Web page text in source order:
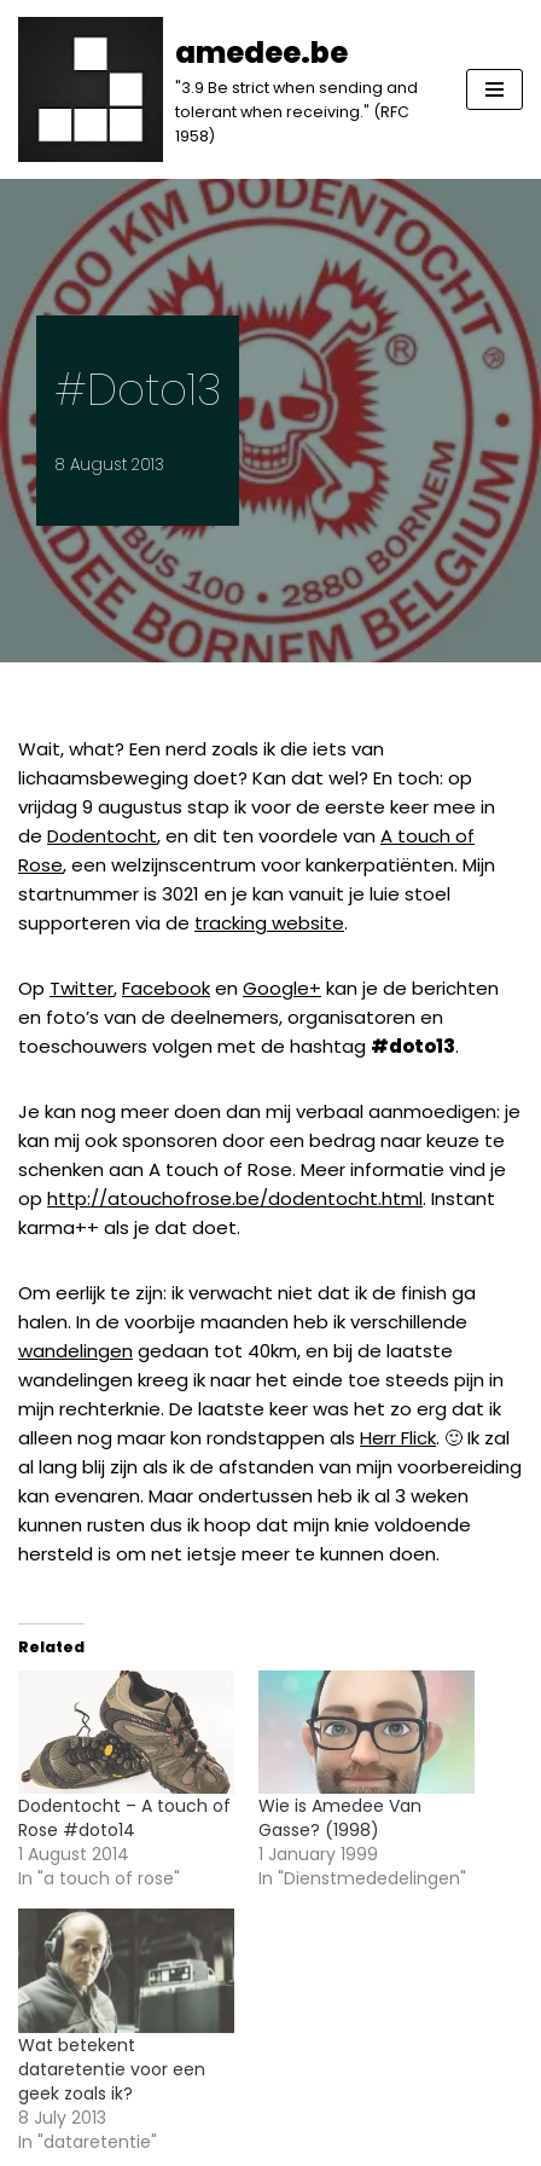
amedee.be
"3.9 Be strict when sending and
tolerant when receiving." (RFC
1958)
#doto13
8 August 2013
Wait, what? Een nerd zoals ik die iets van
lichaamsbeweging doet? Kan dat wel? En toch: op
vrijdag 9 augustus stap ik voor de eerste keer mee in
de Dodentocht, en dit ten voordele vanA touch of
Rose, een welzijnscentrum voor kankerpatiënten. Mijn
startnummer is 3021 en je kan vanuit je luie stoel
supporteren via de tracking website.
Op Twitter,FacebookenGoogle+ kan je de berichten
en foto’s van de deelnemers, organisatoren en
toeschouwers volgen met de hashtag #doto13.
Je kan nog meer doen dan mij verbaal aanmoedigen: je
kan mij ook sponsoren door een bedrag naar keuze te
schenken aan A touch of Rose. Meer informatie vind je
op http://atouchofrose.be/dodentocht.html. Instant
karma++ als je dat doet.
Om eerlijk te zijn: ik verwacht niet dat ik de finish ga
halen. In de voorbije maanden heb ik verschillende
wandelingengedaan tot 40km, en bij de laatste
wandelingen kreeg ik naar het einde toe steeds pijn in
mijn rechterknie. De laatste keer was het zo erg dat ik
alleen nog maar kon rondstappen als Herr Flick. 🙂 Ik zal
al lang blij zijn als ik de afstanden van mijn voorbereiding
kan evenaren. Maar ondertussen heb ik al 3 weken
kunnen rusten dus ik hoop dat mijn knie voldoende
hersteld is om net ietsje meer te kunnen doen.
Related
Dodentocht – A touch of
Rose #doto14
1 August 2014
In "a touch of rose"
Wie is Amedee Van
Gasse? (1998)
1 January 1999
In "Dienstmededelingen"
Wat betekent
dataretentie voor een
geek zoals ik?
8 July 2013
In "dataretentie"